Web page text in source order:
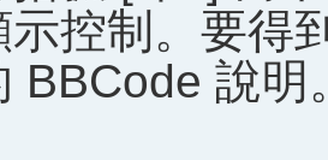
示控制。要得
BBCode 說明